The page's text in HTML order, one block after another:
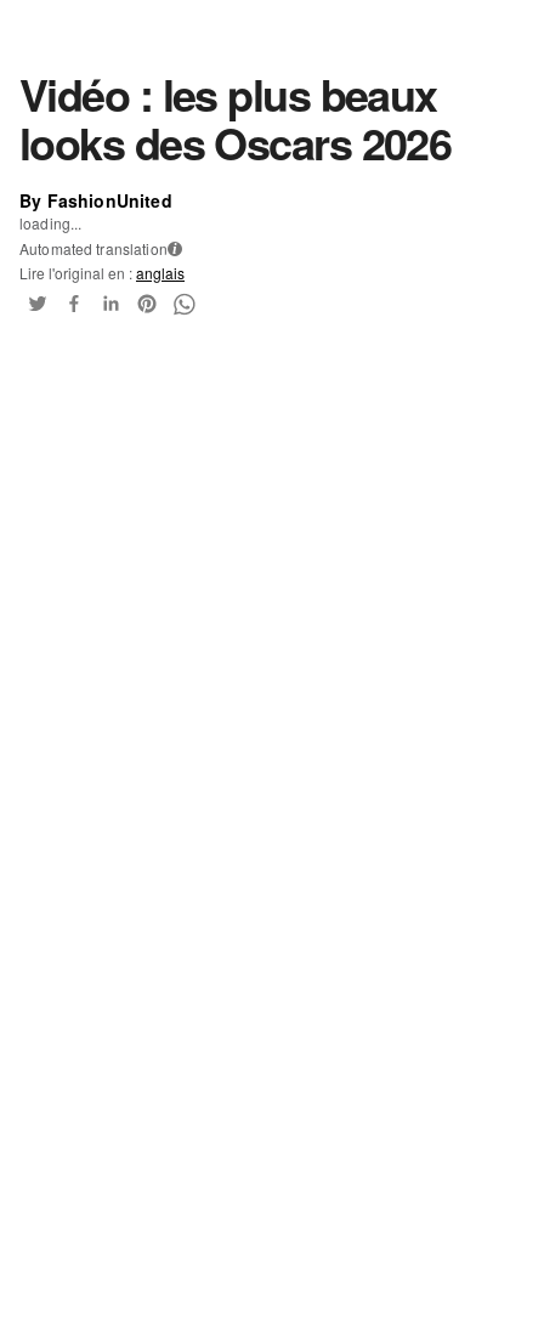
Vidéo : les plus beaux
looks des Oscars 2026
By FashionUnited
loading...
Automated translation i
Lire l'original en :anglais